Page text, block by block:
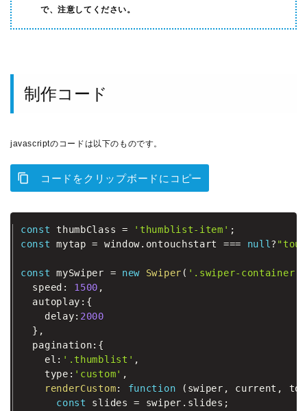
で、注意してください。
制作コード
javascriptのコードは以下のものです。
コードをクリップボードにコピー
const thumbClass = 'thumblist-item' ;
const mytap = window. ontouchstart === null ?
const mySwiper = new Swiper ( '.swiper-container'
  speed
: 1500 ,
  autoplay
: {
    delay
: 2000
} ,
  pagination
: {
    el
: '.thumblist' ,
    type
: 'custom' ,
renderCustom: function ( swiper , current ,
const
slides = swiper . slides ;